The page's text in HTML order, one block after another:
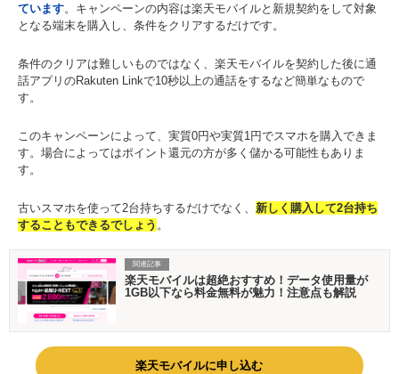
ています。キャンペーンの内容は楽天モバイルと新規契約をして対象
となる端末を購入し、条件をクリアするだけです。
条件のクリアは難しいものではなく、楽天モバイルを契約した後に通
話アプリのRakuten Linkで10秒以上の通話をするなど簡単なもので
す。
このキャンペーンによって、実質0円や実質1円でスマホを購入できま
す。場合によってはポイント還元の方が多く儲かる可能性もありま
す。
古いスマホを使って2台持ちするだけでなく、 新しく購入して2台持ち
することもできるでしょう 。
関連記事
楽天モバイルは超絶おすすめ！データ使用量が
1GB以下なら料金無料が魅力！注意点も解説
楽天モバイルに申し込む